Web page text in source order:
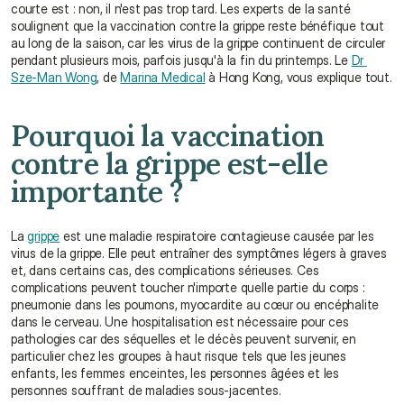
courte est : non, il n'est pas trop tard. Les experts de la santé
soulignent que la vaccination contre la grippe reste bénéfique tout
au long de la saison, car les virus de la grippe continuent de circuler
pendant plusieurs mois, parfois jusqu'à la fin du printemps. Le Dr
Sze-Man Wong, de Marina Medical à Hong Kong, vous explique tout.
Pourquoi la vaccination
contre la grippe est-elle
importante ?
La grippe est une maladie respiratoire contagieuse causée par les
virus de la grippe. Elle peut entraîner des symptômes légers à graves
et, dans certains cas, des complications sérieuses. Ces
complications peuvent toucher n'importe quelle partie du corps :
pneumonie dans les poumons, myocardite au cœur ou encéphalite
dans le cerveau. Une hospitalisation est nécessaire pour ces
pathologies car des séquelles et le décès peuvent survenir, en
particulier chez les groupes à haut risque tels que les jeunes
enfants, les femmes enceintes, les personnes âgées et les
personnes souffrant de maladies sous-jacentes.